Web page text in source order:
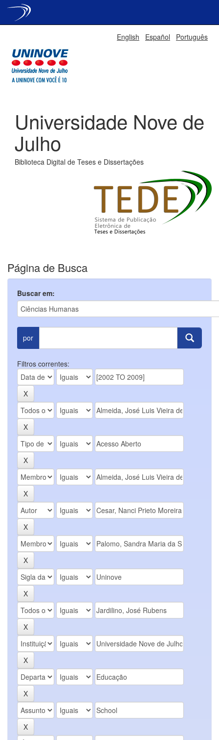
English Español Português
Universidade Nove de
Julho
Biblioteca Digital de Teses e Dissertações
Página de Busca
Buscar em:
por
Filtros correntes: